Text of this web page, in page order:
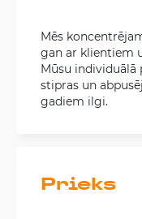
Mēs
gan ar klientiem
Mūsu individuālā
stipras un
gadiem ilgi.
Prieks